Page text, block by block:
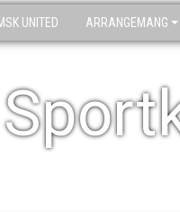
UNITED ARRANGEMANG